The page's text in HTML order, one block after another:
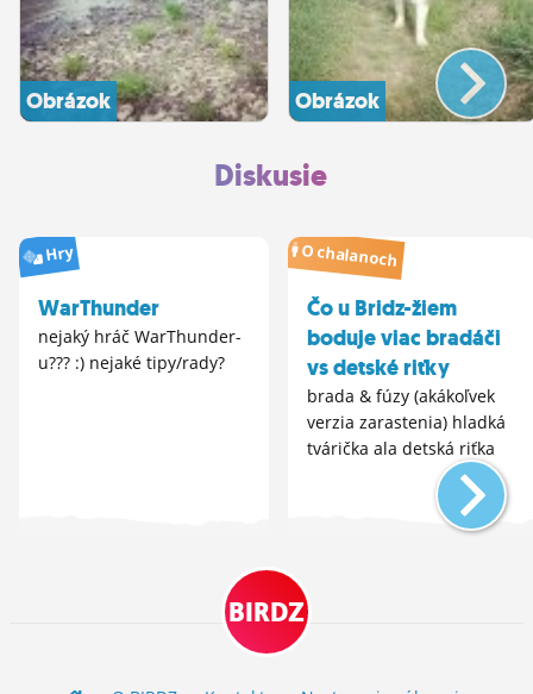
Obrázok Obrázok
Diskusie
Hry
WarThunder
nejaký hráč WarThunder-
u??? :) nejaké tipy/rady?
O chalanoch
Čo u Bridz-žiem
boduje viac bradáči
vs detské riťky
brada & fúzy (akákoľvek
verzia zarastenia) hladká
tvárička ala detská riťka
BIRDZ